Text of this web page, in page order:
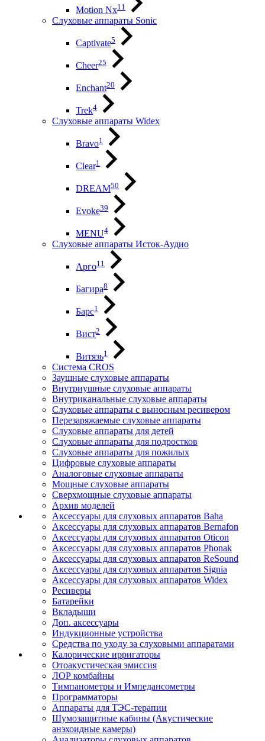
Motion Nx11
Слуховые аппараты Sonic
Captivate5
Cheer25
Enchant20
Trek4
Слуховые аппараты Widex
Bravo1
Clear1
DREAM50
Evoke39
MENU4
Слуховые аппараты Исток-Аудио
Арго11
Багира8
Барс1
Вист2
Витязь1
Система CROS
Заушные слуховые аппараты
Внутриушные слуховые аппараты
Внутриканальные слуховые аппараты
Слуховые аппараты с выносным ресивером
Перезаряжаемые слуховые аппараты
Слуховые аппараты для детей
Слуховые аппараты для подростков
Слуховые аппараты для пожилых
Цифровые слуховые аппараты
Аналоговые слуховые аппараты
Мощные слуховые аппараты
Сверхмощные слуховые аппараты
Архив моделей
Аксессуары для слуховых аппаратов Baha
Аксессуары для слуховых аппаратов Bernafon
Аксессуары для слуховых аппаратов Oticon
Аксессуары для слуховых аппаратов Phonak
Аксессуары для слуховых аппаратов ReSound
Аксессуары для слуховых аппаратов Signia
Аксессуары для слуховых аппаратов Widex
Ресиверы
Батарейки
Вкладыши
Доп. аксессуары
Индукционные устройства
Средства по уходу за слуховыми аппаратами
Калорические ирригаторы
Отоакустическая эмиссия
ЛОР комбайны
Тимпанометры и Импедансометры
Программаторы
Аппараты для ТЭС-терапии
Шумозащитные кабины (Акустические
анэхоидные камеры)